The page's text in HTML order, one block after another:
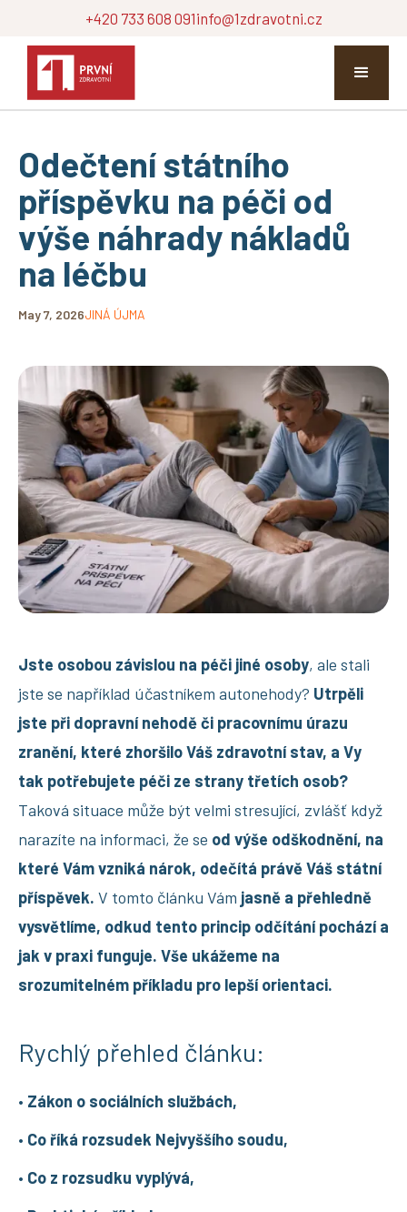
+420 733 608 091info@1zdravotni.cz
Odečtení státního
příspěvku na péči od
výše náhrady nákladů
na léčbu
May 7, 2026JINÁ ÚJMA
Jste osobou závislou na péči jiné osoby, ale stali
jste se například účastníkem autonehody? Utrpěli
jste při dopravní nehodě či pracovnímu úrazu
zranění, které zhoršilo Váš zdravotní stav, a Vy
tak potřebujete péči ze strany třetích osob?
Taková situace může být velmi stresující, zvlášť když
narazíte na informaci, že se od výše odškodnění, na
které Vám vzniká nárok, odečítá právě Váš státní
příspěvek. V tomto článku Vám jasně a přehledně
vysvětlíme, odkud tento princip odčítání pochází a
jak v praxi funguje. Vše ukážeme na
srozumitelném příkladu pro lepší orientaci.
Rychlý přehled článku:
• Zákon o sociálních službách,
• Co říká rozsudek Nejvyššího soudu,
• Co z rozsudku vyplývá,